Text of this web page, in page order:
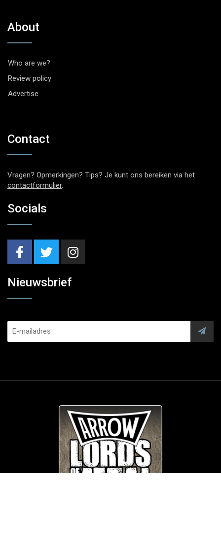
About
Who are we?
Review policy
Advertise
Contact
Vragen? Opmerkingen? Tips? Je kunt ons bereiken via het
contactformulier.
Socials
Nieuwsbrief